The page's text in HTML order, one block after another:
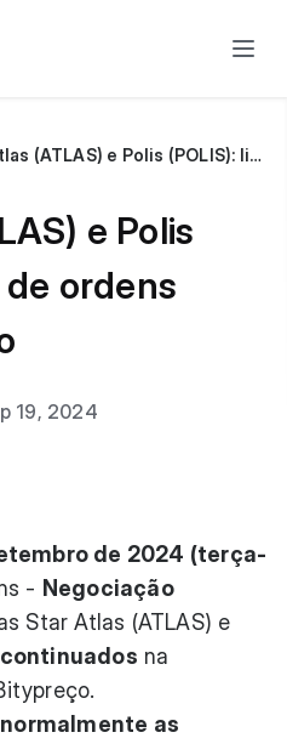
Star Atlas (ATLAS) e Polis (POLIS): livros de ordens descontinuado
e Polis
de ordens
19, 2024
de 2024 (terça-
- Negociação
Star Atlas (ATLAS) e
na
as